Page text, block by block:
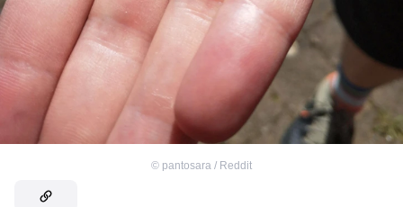
© pantosara / Reddit